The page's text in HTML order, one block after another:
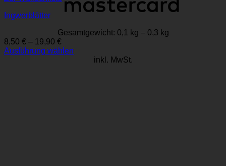
Ingwerblätter
Gesamtgewicht: 0,1
kg – 0,3 kg
8,50 € – 19,90 €
Ausführung wählen
inkl. MwSt.